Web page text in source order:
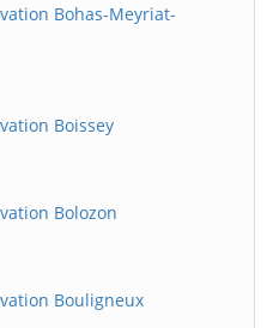
Bohas-Meyriat-
Boissey
Bolozon
Bouligneux